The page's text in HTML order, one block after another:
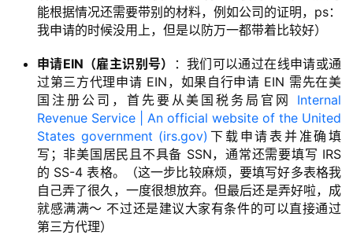
能根据情况还需要带别的材料，例如公司的证明，ps：
我申请的时候没用上，但是以防万一都带着比较好）
申请EIN（雇主识别号）
：我们可以通过在线申请或通
过第三方代理申请 EIN，如果自行申请 EIN 需先在美
国注册公司，首先要从美国税务局官网 Internal
Revenue Service | An official website of the United
States government (irs.gov) 下载申请表并准确填
写；非美国居民且不具备 SSN，通常还需要填写 IRS
的 SS-4 表格。（这一步比较麻烦，要填写好多表格我
自己弄了很久，一度很想放弃。但最后还是弄好啦，成
就感满满～ 不过还是建议大家有条件的可以直接通过
第三方代理）